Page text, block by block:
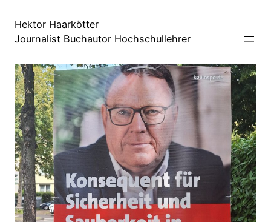
zum
Inhalt
Hektor Haarkötter
Journalist Buchautor Hochschullehrer